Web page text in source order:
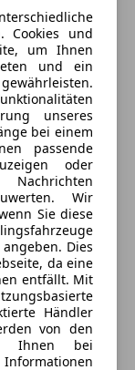
Cookies und
um Ihnen
und ein
unseres
bei einem
passende
oder
Wir
Sie diese
Dies
da eine
entfällt. Mit
Händler
von den
Ihnen bei